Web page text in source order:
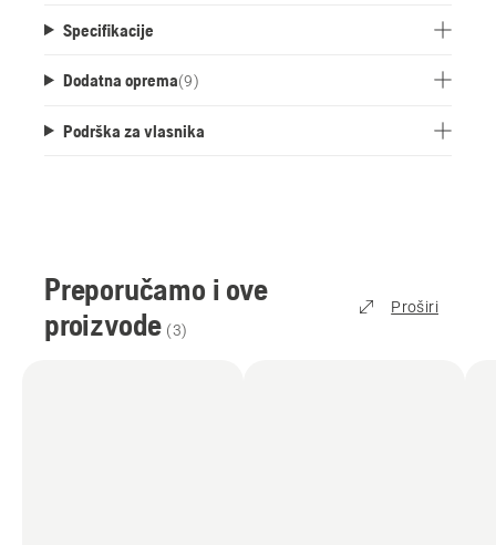
Specifikacije
Dodatna oprema(9)
Podrška za vlasnika
Preporučamo i ove
proizvode (3)
Proširi